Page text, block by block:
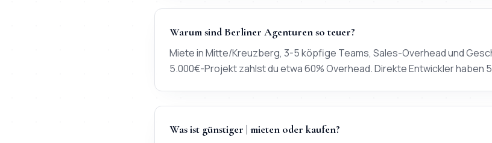
Warum sind Berliner Agenturen so teuer?
Miete in Mitte/Kreuzberg, 3-5 köpfige Teams, Sales-Overhead und
5.000€-Projekt zahlst du etwa 60% Overhead. Direkte Entwickler haben
Was ist günstiger | mieten oder kaufen?